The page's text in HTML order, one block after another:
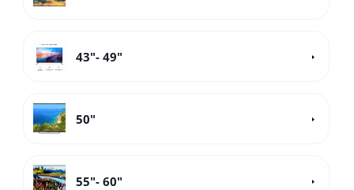
43"- 49"
50"
55"- 60"